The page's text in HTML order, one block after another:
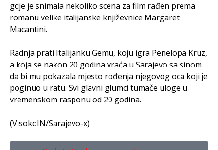
gdje je snimala nekoliko scena za film rađen prema
romanu velike italijanske književnice Margaret
Macantini.
Radnja prati Italijanku Gemu, koju igra Penelopa Kruz,
a koja se nakon 20 godina vraća u Sarajevo sa sinom
da bi mu pokazala mjesto rođenja njegovog oca koji je
poginuo u ratu. Svi glavni glumci tumače uloge u
vremenskom rasponu od 20 godina.
(VisokoIN/Sarajevo-x)